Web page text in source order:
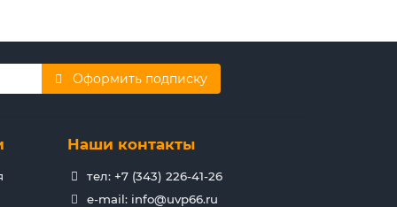
Оформить подписку
Наши контакты
тел: +7 (343) 226-41-26
e-mail: info@uvp66.ru